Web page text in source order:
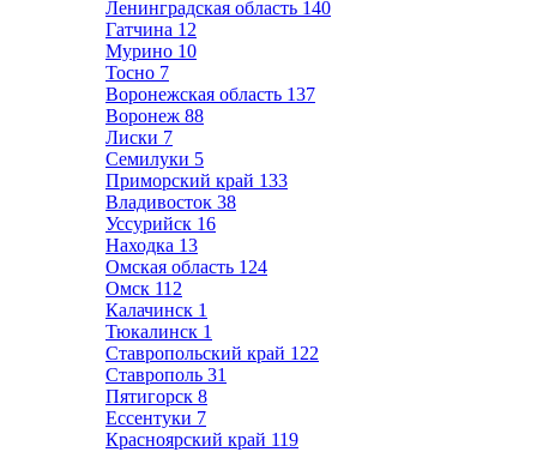
Ленинградская область 140
Гатчина 12
Мурино 10
Тосно 7
Воронежская область 137
Воронеж 88
Лиски 7
Семилуки 5
Приморский край 133
Владивосток 38
Уссурийск 16
Находка 13
Омская область 124
Омск 112
Калачинск 1
Тюкалинск 1
Ставропольский край 122
Ставрополь 31
Пятигорск 8
Ессентуки 7
Красноярский край 119